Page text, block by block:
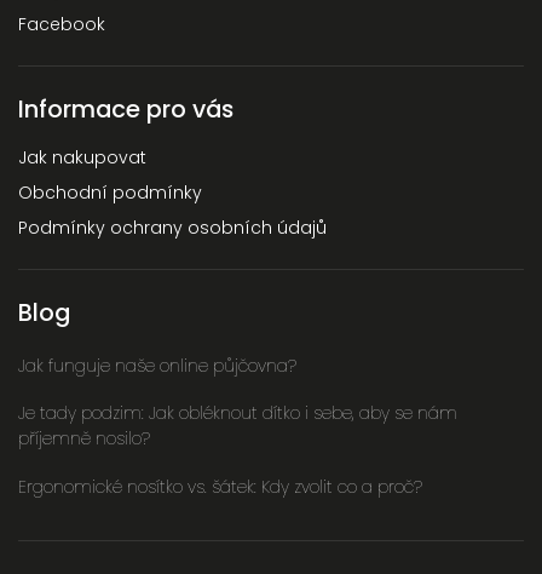
Facebook
Informace pro vás
Jak nakupovat
Obchodní podmínky
Podmínky ochrany osobních údajů
Blog
Jak funguje naše online půjčovna?
Je tady podzim: Jak obléknout dítko i sebe, aby se nám
příjemně nosilo?
Ergonomické nosítko vs. šátek: Kdy zvolit co a proč?